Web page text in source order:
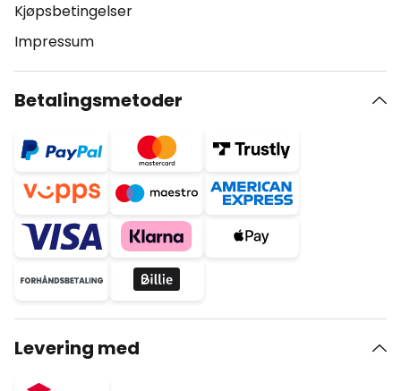
Kjøpsbetingelser
Impressum
Betalingsmetoder
Levering med